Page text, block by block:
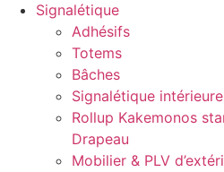
Signalétique
Adhésifs
Totems
Bâches
Signalétique intérieure
Rollup Kakemonos
Drapeau
Mobilier & PLV